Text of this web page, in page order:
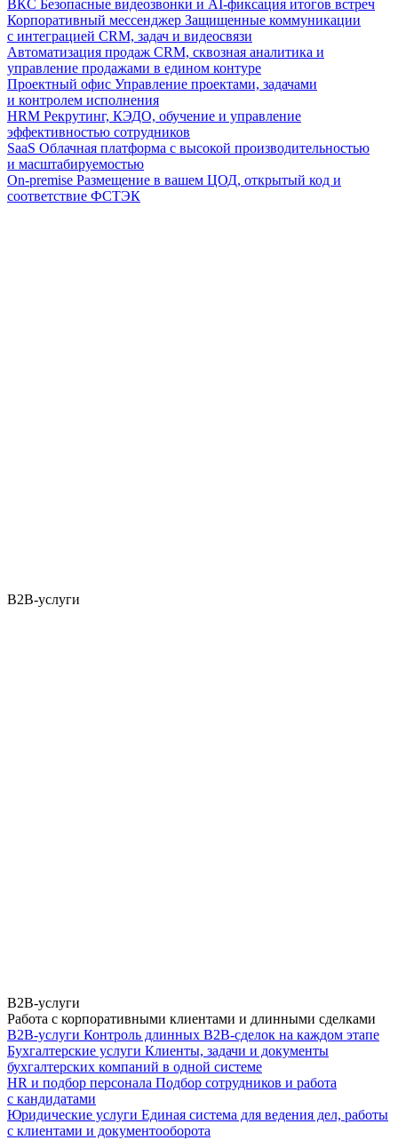
ВКС Безопасные видеозвонки и AI-фиксация итогов встреч
Корпоративный мессенджер Защищенные коммуникации
с интеграцией CRM, задач и видеосвязи
Автоматизация продаж CRM, сквозная аналитика и
управление продажами в едином контуре
Проектный офис Управление проектами, задачами
и контролем исполнения
HRM Рекрутинг, КЭДО, обучение и управление
эффективностью сотрудников
SaaS Облачная платформа с высокой производительностью
и масштабируемостью
On-premise Размещение в вашем ЦОД, открытый код и
соответствие ФСТЭК
B2B-услуги
B2B-услуги
Работа с корпоративными клиентами и длинными сделками
B2B-услуги Контроль длинных B2B-сделок на каждом этапе
Бухгалтерские услуги Клиенты, задачи и документы
бухгалтерских компаний в одной системе
HR и подбор персонала Подбор сотрудников и работа
с кандидатами
Юридические услуги Единая система для ведения дел, работы
с клиентами и документооборота